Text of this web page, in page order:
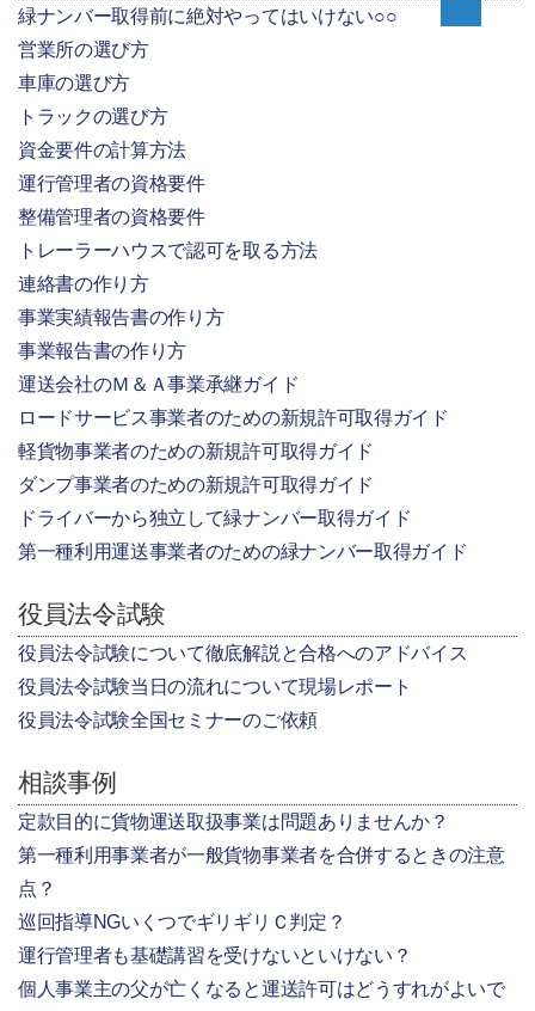
緑ナンバー取得前に絶対やってはいけない○○
営業所の選び方
車庫の選び方
トラックの選び方
資金要件の計算方法
運行管理者の資格要件
整備管理者の資格要件
トレーラーハウスで認可を取る方法
連絡書の作り方
事業実績報告書の作り方
事業報告書の作り方
運送会社のＭ＆Ａ事業承継ガイド
ロードサービス事業者のための新規許可取得ガイド
軽貨物事業者のための新規許可取得ガイド
ダンプ事業者のための新規許可取得ガイド
ドライバーから独立して緑ナンバー取得ガイド
第一種利用運送事業者のための緑ナンバー取得ガイド
役員法令試験
役員法令試験について徹底解説と合格へのアドバイス
役員法令試験当日の流れについて現場レポート
役員法令試験全国セミナーのご依頼
相談事例
定款目的に貨物運送取扱事業は問題ありませんか？
第一種利用事業者が一般貨物事業者を合併するときの注意
点？
巡回指導NGいくつでギリギリＣ判定？
運行管理者も基礎講習を受けないといけない？
個人事業主の父が亡くなると運送許可はどうすれがよいで